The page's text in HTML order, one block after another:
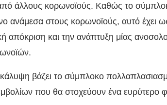
άλλους κορωνοϊούς. Καθώς το
ανάμεσα στους κορωνοϊούς, αυτό έχει
απόκριση και την ανάπτυξη μίας
βάζει το σύμπλοκο
που θα στοχεύουν ένα ευρύτερο